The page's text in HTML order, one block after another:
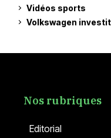
Vidéos sports
Volkswagen investit
Editorial
Nos rubriques